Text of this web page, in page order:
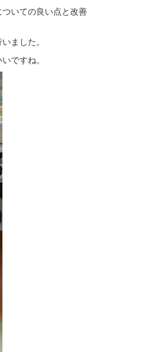
いての良い点と改善
ました。
ですね。